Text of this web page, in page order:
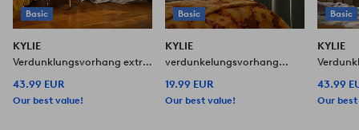
Basic
KYLIE
Verdunklungsvorhang extra
breit, 1 St.
43.99 EUR
Our best value!
Basic
KYLIE
verdunkelungsvorhang
Ösenschal, 1 St.
19.99 EUR
Our best value!
Basic
KYLIE
breit, 1
43.99
Our